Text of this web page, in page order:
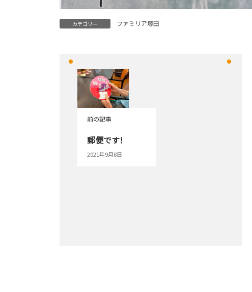
カテゴリー ファミリア塚田
前の記事
郵便です!
2021年9月8日